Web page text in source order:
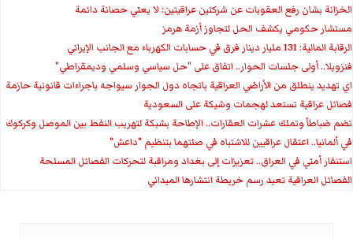
الخزانة بشان رفع العقوبات عن شركتين عراقيتين: لا يعني حصانة دائمة
مستشار حكومي يكشف الحل لتجاوز أزمة هرمز
الرقابة المالية: 131 مليار دينار فرق في حسابات الكهرباء مع الجانب الإيراني
فنزويلا.. أولى جلسات الحوار.. اتفاق على "حل سياسي وسلمي وديمقراطي"
اي تهديد ينطلق من الأراضي العراقية باتجاه دول الجوار سيواجه باجراءات قانونية حازمة
فصائل عراقية تستعد لهجمات وشيكة على السعودية
تضم ضباطاً وتملك عشرات العقارات.. الإطاحة بشبكة لتهريب النفط بين الموصل وكركوك
في ألمانيا.. اعتقال عراقيين للاشتباه في صلتهما بتنظيم "داعش"
استنفار أمني في العراق.. تعزيزات إلى بغداد ومراقبة لتحركات الفصائل المسلحة
الفصائل العراقية تعيد رسم خريطة انتشارها الميداني